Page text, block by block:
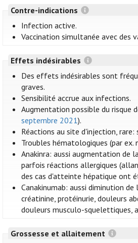
Contre-indications
Infection active.
Vaccination simultanée avec des
Effets indésirables
Des effets indésirables sont
graves.
Sensibilité accrue aux infections.
Augmentation possible du risque
septembre 2021).
Réactions au site d'injection, rare:
Troubles hématologiques (par ex.
Anakinra: aussi augmentation de
parfois réactions allergiques
des cas d'atteinte hépatique ont
Canakinumab: aussi diminution
créatinine, protéinurie, douleurs
douleurs musculo-squelettiques,
Grossesse et allaitement